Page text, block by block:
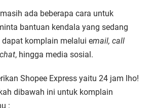
ada beberapa cara untuk
bantuan kendala yang sedang
komplain melalui email, call
, hingga media sosial.
Shopee Express yaitu 24 jam lho!
dibawah ini untuk komplain
: